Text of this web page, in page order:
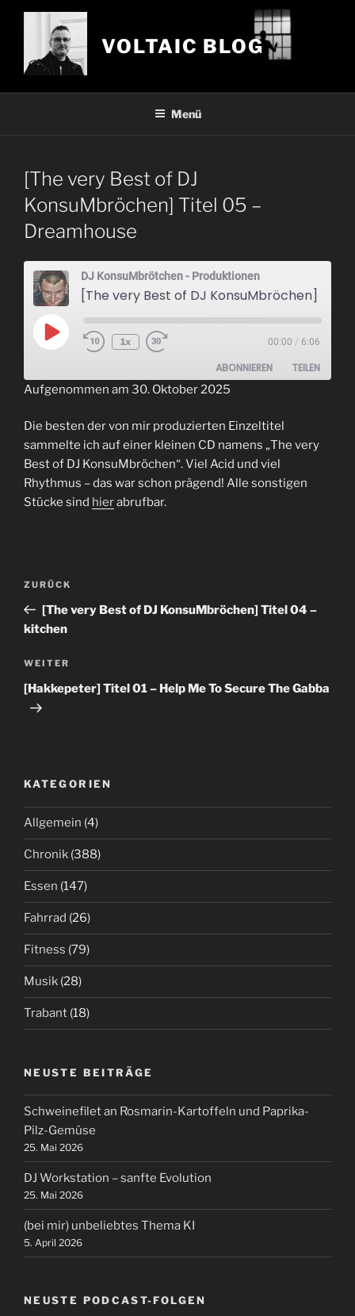
Zum
VOLTAIC BLOG
Menü
[The very Best of DJ
KonsuMbröchen] Titel 05 –
Dreamhouse
DJ KonsuMbrötchen - Produktionen
Play
Episode
1x 00:00 / 6:06
ABONNIEREN TEILEN
RSS FEED
LINK
EMBED
Aufgenommen am 30. Oktober 2025
Die besten der von mir produzierten Einzeltitel
sammelte ich auf einer kleinen CD namens „The very
Best of DJ KonsuMbröchen“. Viel Acid und viel
Rhythmus – das war schon prägend! Alle sonstigen
Stücke sind hierabrufbar.
Beitrags-
Vorheriger
Beitrag
ZURÜCK
[The very Best of DJ KonsuMbröchen] Titel 04 –
kitchen
Nächster
Beitrag
WEITER
[Hakkepeter] Titel 01 – Help Me To Secure The Gabba
KATEGORIEN
Allgemein (4)
Chronik (388)
Essen (147)
Fahrrad (26)
Fitness (79)
Musik (28)
Trabant (18)
NEUSTE BEITRÄGE
Schweinefilet an Rosmarin-Kartoffeln und Paprika-
Pilz-Gemüse
25. Mai 2026
DJ Workstation – sanfte Evolution
25. Mai 2026
(bei mir) unbeliebtes Thema KI
5. April 2026
NEUSTE PODCAST-FOLGEN